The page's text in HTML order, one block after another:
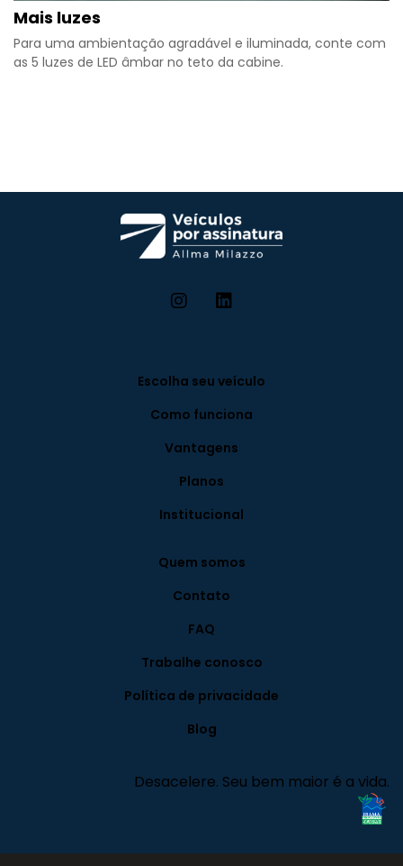
Mais luzes
Para uma ambientação agradável e iluminada, conte com
as 5 luzes de LED âmbar no teto da cabine.​
Escolha seu veículo
Como funciona
Vantagens
Planos
Institucional
Quem somos
Contato
FAQ
Trabalhe conosco
Política de privacidade
Blog
Desacelere. Seu bem maior é a vida.